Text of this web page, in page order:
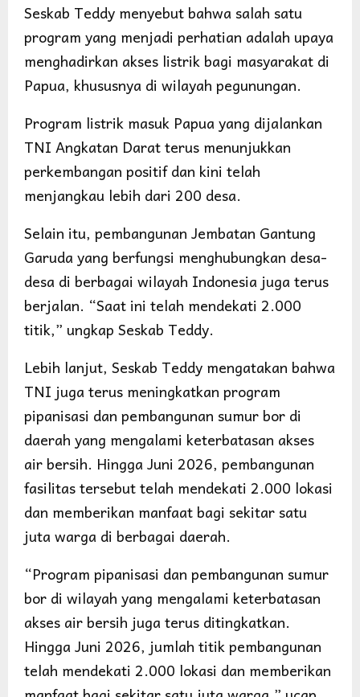
Seskab Teddy menyebut bahwa salah satu
program yang menjadi perhatian adalah upaya
menghadirkan akses listrik bagi masyarakat di
Papua, khususnya di wilayah pegunungan.
Program listrik masuk Papua yang dijalankan
TNI Angkatan Darat terus menunjukkan
perkembangan positif dan kini telah
menjangkau lebih dari 200 desa.
Selain itu, pembangunan Jembatan Gantung
Garuda yang berfungsi menghubungkan desa-
desa di berbagai wilayah Indonesia juga terus
berjalan. “Saat ini telah mendekati 2.000
titik,” ungkap Seskab Teddy.
Lebih lanjut, Seskab Teddy mengatakan bahwa
TNI juga terus meningkatkan program
pipanisasi dan pembangunan sumur bor di
daerah yang mengalami keterbatasan akses
air bersih. Hingga Juni 2026, pembangunan
fasilitas tersebut telah mendekati 2.000 lokasi
dan memberikan manfaat bagi sekitar satu
juta warga di berbagai daerah.
“Program pipanisasi dan pembangunan sumur
bor di wilayah yang mengalami keterbatasan
akses air bersih juga terus ditingkatkan.
Hingga Juni 2026, jumlah titik pembangunan
telah mendekati 2.000 lokasi dan memberikan